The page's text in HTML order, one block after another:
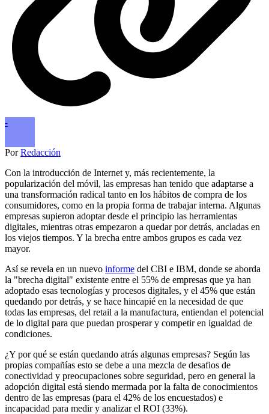
-
PorRedacción
Con la introducción de Internet y, más recientemente, la
popularización del móvil, las empresas han tenido que adaptarse a
una transformación radical tanto en los hábitos de compra de los
consumidores, como en la propia forma de trabajar interna. Algunas
empresas supieron adoptar desde el principio las herramientas
digitales, mientras otras empezaron a quedar por detrás, ancladas en
los viejos tiempos. Y la brecha entre ambos grupos es cada vez
mayor.
Así se revela en un nuevo informe del CBI e IBM, donde se aborda
la "brecha digital" existente entre el 55% de empresas que ya han
adoptado esas tecnologías y procesos digitales, y el 45% que están
quedando por detrás, y se hace hincapié en la necesidad de que
todas las empresas, del retail a la manufactura, entiendan el potencial
de lo digital para que puedan prosperar y competir en igualdad de
condiciones.
¿Y por qué se están quedando atrás algunas empresas? Según las
propias compañías esto se debe a una mezcla de desafios de
conectividad y preocupaciones sobre seguridad, pero en general la
adopción digital está siendo mermada por la falta de conocimientos
dentro de las empresas (para el 42% de los encuestados) e
incapacidad para medir y analizar el ROI (33%).